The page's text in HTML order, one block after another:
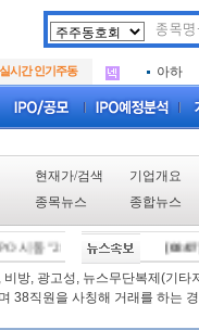
실시간 인기주동
아크로
.
삼성메
아하
.
삼성메
현재가/검색
기업개요
종목뉴스
종합뉴스
시동 "2029년 방공망 체계 편입"
[08/07]
방, 광고성, 뉴스무단복제(기타
38직원을 사칭해 거래를 하는